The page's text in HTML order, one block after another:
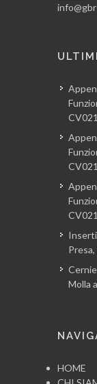
Molla
HOME